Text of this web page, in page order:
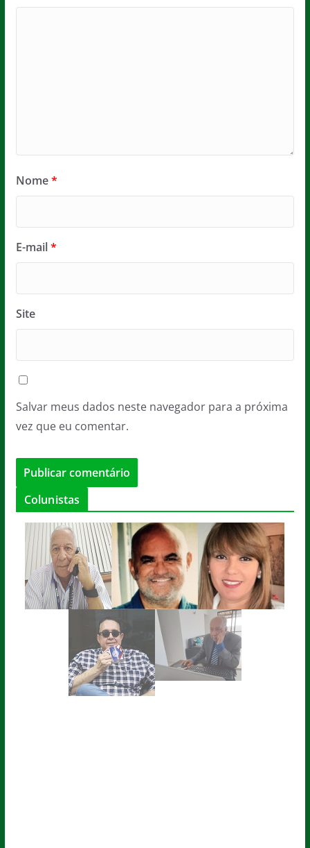
Nome*
E-mail*
Site
Salvar meus dados neste navegador para a próxima
vez que eu comentar.
Colunistas